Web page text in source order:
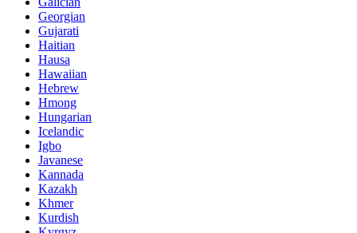
Georgian
Gujarati
Haitian
Hausa
Hawaiian
Hebrew
Hmong
Hungarian
Icelandic
Igbo
Javanese
Kannada
Kazakh
Khmer
Kurdish